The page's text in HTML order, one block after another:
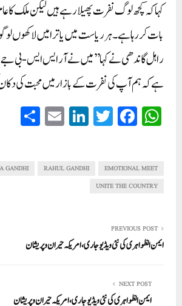
کہا کہ کچھ لوگ نفرت پھیلا رہے ہیں لیکن ملک کا
بات کر رہا ہے۔ ہر ریاست میں یاترا میں
راہل گاندھی نے کہا ’’میں نے آر ایس ایس-بی
ہے کہ ہم آپ کی نفرت کے بازار میں محبت کی
W
ha
A
pp
Fa
ce
ok
T
wi
r
Li
nk
In
E
m
EMOTIONAL MEET
RAHUL GANDHI
GANDHI
UNITE THE COUNTRY
PREVIOUS POST
ایمن الظواہری کی نئی ویڈیو جاری، امریکہ حیران وپریشان
NEXT POST
ایمن الظواہری کی نئی ویڈیو جاری، امریکہ حیران وپریشان